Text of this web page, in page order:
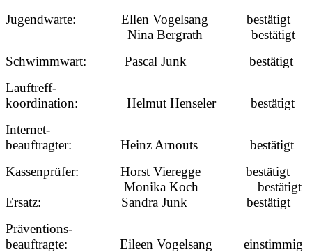
Jugendwarte: Ellen Vogelsang bestätigt
Nina Bergrath bestätigt
Schwimmwart: Pascal Junk bestätigt
Lauftreff-
koordination: Helmut Henseler bestätigt
Internet-
beauftragter: Heinz Arnouts bestätigt
Kassenprüfer: Horst Vieregge bestätigt
Monika Koch bestätigt
Ersatz: Sandra Junk bestätigt
Präventions-
beauftragte: Eileen Vogelsang einstimmig